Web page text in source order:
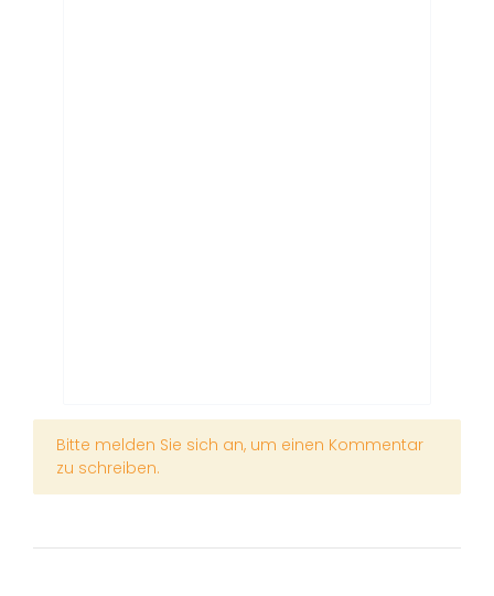
xBitte melden Sie sich an, um einen Kommentar
zu schreiben.